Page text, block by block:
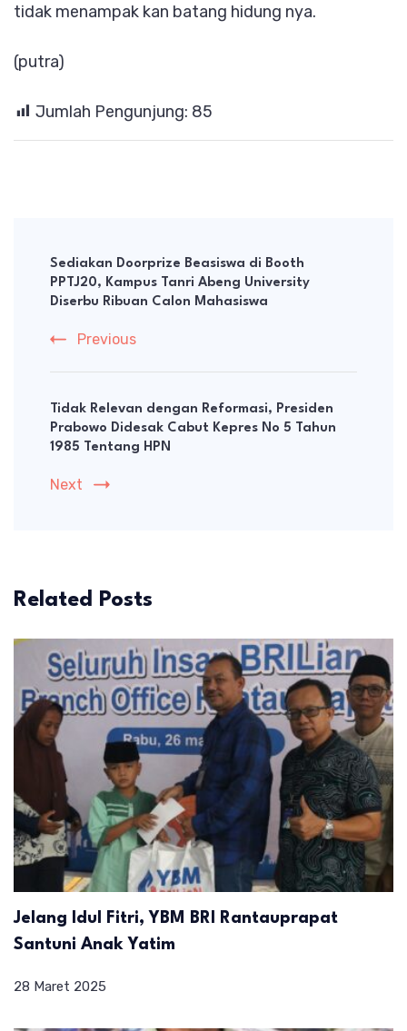
tidak menampak kan batang hidung nya.
(putra)
Jumlah Pengunjung: 85
Navigation
Sediakan Doorprize Beasiswa di Booth
PPTJ20, Kampus Tanri Abeng University
Diserbu Ribuan Calon Mahasiswa
Previous
Tidak Relevan dengan Reformasi, Presiden
Prabowo Didesak Cabut Kepres No 5 Tahun
1985 Tentang HPN
Next
Related Posts
Jelang Idul Fitri, YBM BRI Rantauprapat
Santuni Anak Yatim
28 Maret 2025